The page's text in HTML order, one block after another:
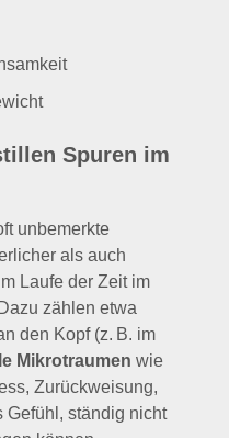
Spuren im
unbemerkte
als auch
Laufe der Zeit im
zählen etwa
den Kopf (z. B. im
Mikrotraumen wie
Zurückweisung,
Gefühl, ständig nicht